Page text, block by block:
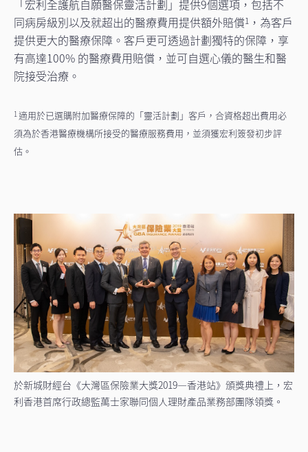
「宏利全護航自願醫保靈活計劃」提供9個選項，包括不
同病房級別以及就超出的醫療費用提供額外賠償1 ，為客戶
提供更大的醫療保障。客戶更可透過計劃獨特的保障，享
有高達100% 的醫療費用賠償，並可自選心儀的醫生和醫
院接受治療。
1適用於已選購附加醫療保障的「靈活計劃」客戶，合資格超出費用必
須為於香港醫療機構所接受的醫療服務費用，並須獲宏利簽發初步評
估。
於新城財經台《大灣區保險業大獎2019—香港站》頒獎典禮上，宏
利香港首席行政總監萬士家聯同個人理財產品業務部團隊領獎。